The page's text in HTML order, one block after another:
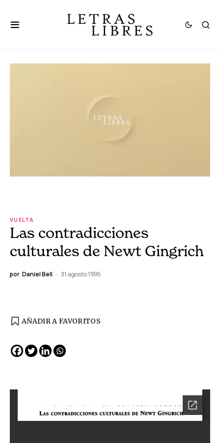
VUELTA
Las contradicciones
culturales de Newt Gingrich
por Daniel Bell 31 agosto 1995
AÑADIR A FAVORITOS